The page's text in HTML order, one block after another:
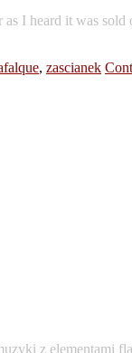
I heard it was
, zascianek
z elementami